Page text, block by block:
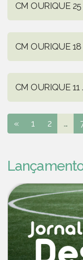
CM OURIQUE
CM OURIQUE
CM OURIQUE 11
« 1 2 ...